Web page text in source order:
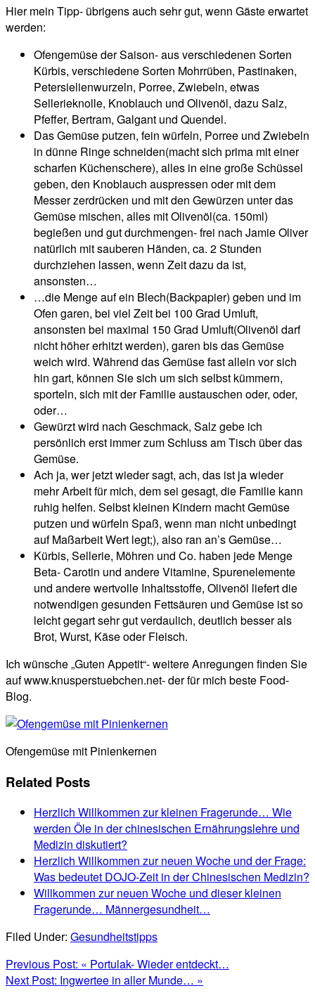
Hier mein Tipp- übrigens auch sehr gut, wenn Gäste erwartet
werden:
Ofengemüse der Saison- aus verschiedenen Sorten
Kürbis, verschiedene Sorten Mohrrüben, Pastinaken,
Petersielienwurzeln, Porree, Zwiebeln, etwas
Sellerieknolle, Knoblauch und Olivenöl, dazu Salz,
Pfeffer, Bertram, Galgant und Quendel.
Das Gemüse putzen, fein würfeln, Porree und Zwiebeln
in dünne Ringe schneiden(macht sich prima mit einer
scharfen Küchenschere), alles in eine große Schüssel
geben, den Knoblauch auspressen oder mit dem
Messer zerdrücken und mit den Gewürzen unter das
Gemüse mischen, alles mit Olivenöl(ca. 150ml)
begießen und gut durchmengen- frei nach Jamie Oliver
natürlich mit sauberen Händen, ca. 2 Stunden
durchziehen lassen, wenn Zeit dazu da ist,
ansonsten…
…die Menge auf ein Blech(Backpapier) geben und im
Ofen garen, bei viel Zeit bei 100 Grad Umluft,
ansonsten bei maximal 150 Grad Umluft(Olivenöl darf
nicht höher erhitzt werden), garen bis das Gemüse
weich wird. Während das Gemüse fast allein vor sich
hin gart, können Sie sich um sich selbst kümmern,
sporteln, sich mit der Familie austauschen oder, oder,
oder…
Gewürzt wird nach Geschmack, Salz gebe ich
persönlich erst immer zum Schluss am Tisch über das
Gemüse.
Ach ja, wer jetzt wieder sagt, ach, das ist ja wieder
mehr Arbeit für mich, dem sei gesagt, die Familie kann
ruhig helfen. Selbst kleinen Kindern macht Gemüse
putzen und würfeln Spaß, wenn man nicht unbedingt
auf Maßarbeit Wert legt;), also ran an’s Gemüse…
Kürbis, Sellerie, Möhren und Co. haben jede Menge
Beta- Carotin und andere Vitamine, Spurenelemente
und andere wertvolle Inhaltsstoffe, Olivenöl liefert die
notwendigen gesunden Fettsäuren und Gemüse ist so
leicht gegart sehr gut verdaulich, deutlich besser als
Brot, Wurst, Käse oder Fleisch.
Ich wünsche „Guten Appetit“- weitere Anregungen finden Sie
auf www.knusperstuebchen.net- der für mich beste Food-
Blog.
Ofengemüse mit Pinienkernen
Related Posts
Herzlich Willkommen zur kleinen Fragerunde… Wie
werden Öle in der chinesischen Ernährungslehre und
Medizin diskutiert?
Herzlich Willkommen zur neuen Woche und der Frage:
Was bedeutet DOJO-Zeit in der Chinesischen Medizin?
Willkommen zur neuen Woche und dieser kleinen
Fragerunde… Männergesundheit…
Filed Under: Gesundheitstipps
Previous Post: « Portulak- Wieder entdeckt…
Next Post: Ingwertee in aller Munde… »